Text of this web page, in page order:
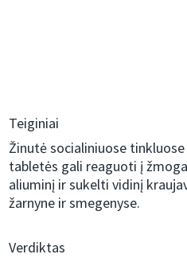
Teiginiai
Žinutė socialiniuose
tabletės gali reaguoti į
aliuminį ir sukelti vidinį
žarnyne ir smegenyse.
Verdiktas